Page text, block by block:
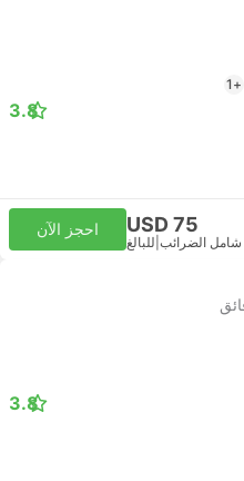
+1
3.8
USD 75
شامل الضرائب للبالغ
احجز الآن
3.8